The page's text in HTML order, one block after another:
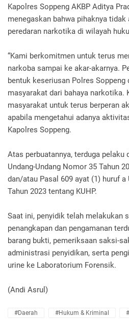
Kapolres Soppeng AKBP Aditya
menegaskan bahwa pihaknya
peredaran narkotika di wilayah
“Kami berkomitmen untuk terus
narkoba sampai ke akar-akarnya.
bentuk keseriusan Polres Soppeng
masyarakat dari bahaya narkotika.
masyarakat untuk terus berperan
apabila mengetahui adanya
Kapolres Soppeng.
Atas perbuatannya, terduga pelaku
Undang-Undang Nomor 35 Tahun
dan/atau Pasal 609 ayat (1) huruf a
Tahun 2023 tentang KUHP.
Saat ini, penyidik telah melakukan
penangkapan dan pengamanan
barang bukti, pemeriksaan saksi-
administrasi penyidikan, serta
urine ke Laboratorium Forensik.
(Andi Asrul)
#Daerah #Hukum & Kriminal